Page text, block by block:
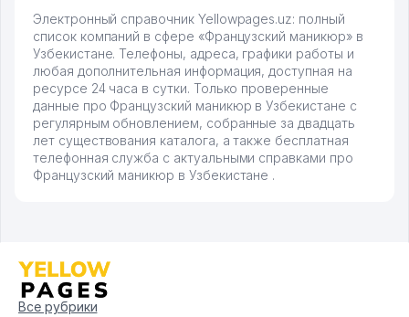
Электронный справочник Yellowpages.uz: полный
список компаний в сфере «Французский маникюр» в
Узбекистане. Телефоны, адреса, графики работы и
любая дополнительная информация, доступная на
ресурсе 24 часа в сутки. Только проверенные
данные про Французский маникюр в Узбекистане с
регулярным обновлением, собранные за двадцать
лет существования каталога, а также бесплатная
телефонная служба с актуальными справками про
Французский маникюр в Узбекистане .
Все рубрики